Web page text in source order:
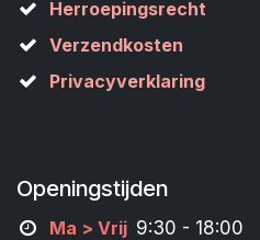
Herroepingsrecht
Verzendkosten
Privacyverklaring
Openingstijden
Ma > Vrij 9:30 - 18:00